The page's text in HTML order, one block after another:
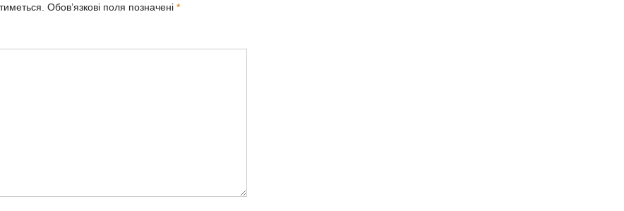
Обов’язкові поля позначені *